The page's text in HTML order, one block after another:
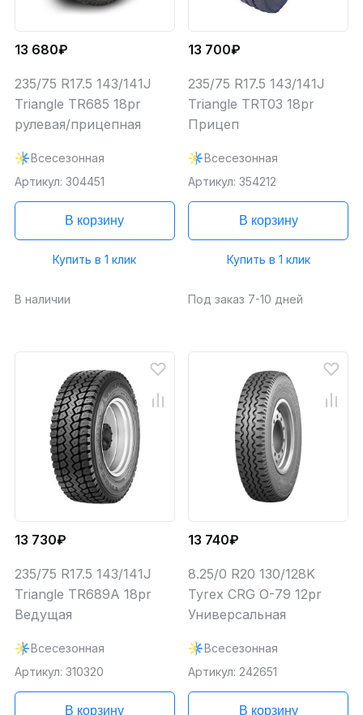
13 680₽
235/75 R17.5 143/141J
Triangle TR685 18pr
рулевая/прицепная
Всесезонная
Артикул: 304451
В корзину
Купить в 1 клик
В наличии
13 700₽
235/75 R17.5 143/141J
Triangle TRT03 18pr
Прицеп
Всесезонная
Артикул: 354212
В корзину
Купить в 1 клик
Под заказ 7-10 дней
13 730₽
235/75 R17.5 143/141J
Triangle TR689A 18pr
Ведущая
Всесезонная
Артикул: 310320
В корзину
13 740₽
8.25/0 R20 130/128K
Tyrex CRG О-79 12pr
Универсальная
Всесезонная
Артикул: 242651
В корзину